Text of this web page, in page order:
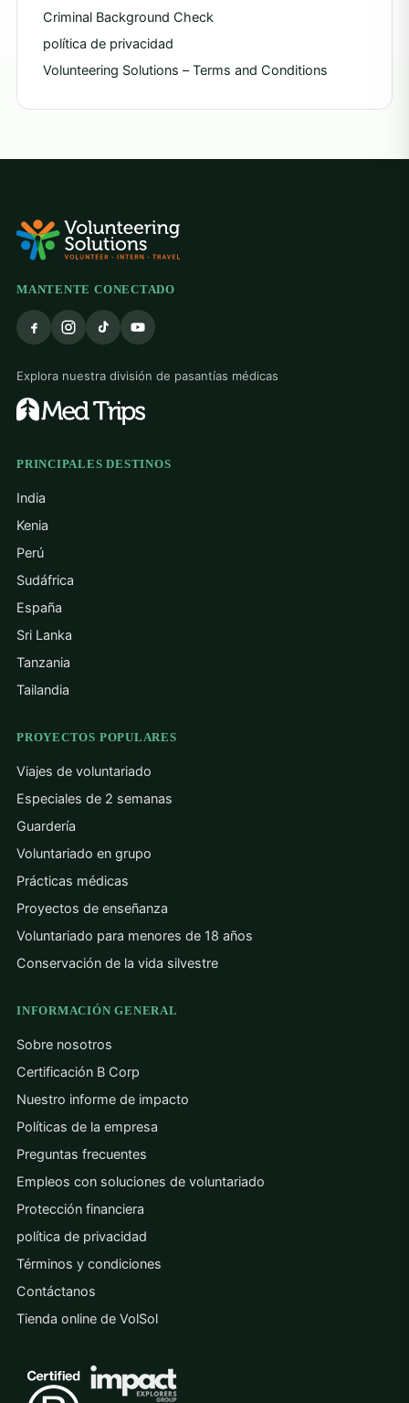
Criminal Background Check
política de privacidad
Volunteering Solutions – Terms and Conditions
MANTENTE CONECTADO
Explora nuestra división de pasantías médicas
PRINCIPALES DESTINOS
India
Kenia
Perú
Sudáfrica
España
Sri Lanka
Tanzania
Tailandia
PROYECTOS POPULARES
Viajes de voluntariado
Especiales de 2 semanas
Guardería
Voluntariado en grupo
Prácticas médicas
Proyectos de enseñanza
Voluntariado para menores de 18 años
Conservación de la vida silvestre
INFORMACIÓN GENERAL
Sobre nosotros
Certificación B Corp
Nuestro informe de impacto
Políticas de la empresa
Preguntas frecuentes
Empleos con soluciones de voluntariado
Protección financiera
política de privacidad
Términos y condiciones
Contáctanos
Tienda online de VolSol